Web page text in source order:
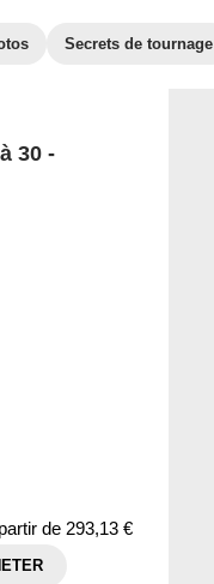
Secrets de tournage
30 -
de 293,13 €